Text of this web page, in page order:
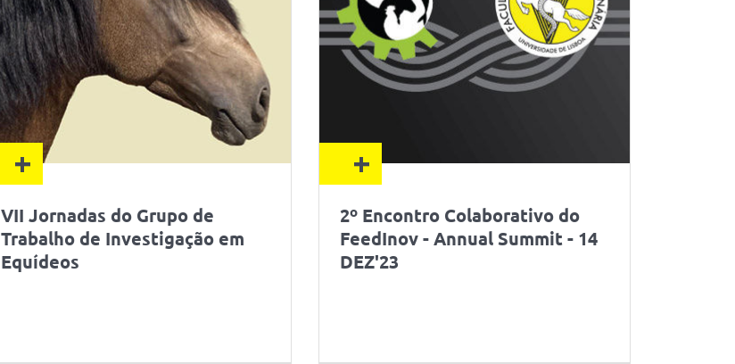
+
VII Jornadas do Grupo de
Trabalho de Investigação em
Equídeos
+
2º Encontro Colaborativo do
FeedInov - Annual Summit - 14
DEZ'23